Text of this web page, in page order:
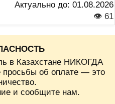
Актуально до: 01.08.2026
👁 61
в Казахстане НИКОГДА
просьбы об оплате — это
и сообщите нам.